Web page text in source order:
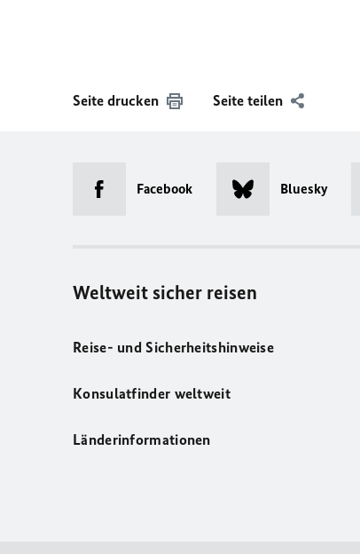
Seite drucken Seite teilen
Facebook Bluesky
Weltweit sicher reisen
Reise- und Sicherheitshinweise
Konsulatfinder weltweit
Länderinformationen